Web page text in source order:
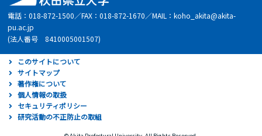
電話：018-872-1500／FAX：018-872-1670／MAIL：koho_akita@akita-
pu.ac.jp
(法人番号 8410005001507)
このサイトについて
サイトマップ
著作権について
個人情報の取扱
セキュリティポリシー
研究活動の不正防止の取組